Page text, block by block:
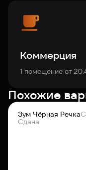
Коммерция
1 помещение от
Похожие
Зум Чёрная Речка
Сдана